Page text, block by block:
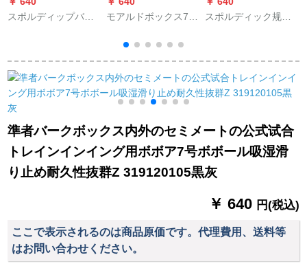
スポルディップバー
用男子スタッド7号ボ
ム落书きばーボック
ス83-547 Y
モアルドボックス7号
skeスポーツツツ合成
皮革屋内外兼用GT
7/GM 7 X/GF B 7 G
4500（旧GG 7 Xの新
着/FIBA）
スポルディック规格
耐久性抜抜群NBA専
用76-149【3 V 3公式
试合、女子6号ボル】
準者バークボックス内外のセミメートの公式试合
トレインインイング用ボボア7号ボボール吸湿滑
り止め耐久性抜群Z 319120105黒灰
￥ 640 円(税込)
ここで表示されるのは商品原価です。代理費用、送料等
はお問い合わせください。